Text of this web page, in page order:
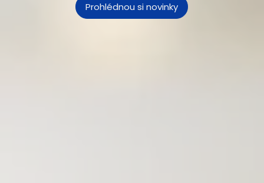
Prohlédnou si novinky